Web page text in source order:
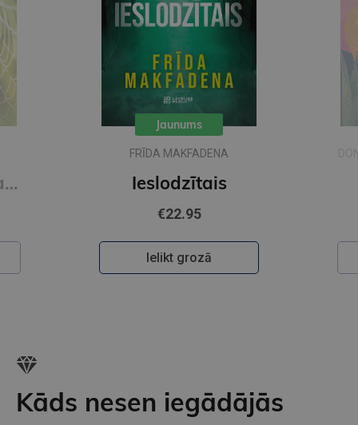
Zīda neceļi. Vakara romāns
Jaunums
FRĪDA MAKFADENA
Ieslodzītais
€22.95
Ielikt grozā
Kāds nesen iegādājās